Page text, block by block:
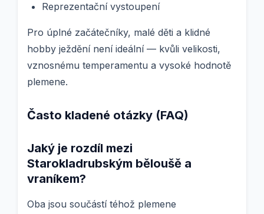
Reprezentační vystoupení
Pro úplné začátečníky, malé děti a klidné
hobby ježdění není ideální — kvůli velikosti,
vznosnému temperamentu a vysoké hodnotě
plemene.
Často kladené otázky (FAQ)
Jaký je rozdíl mezi
Starokladrubským běloušě a
vraníkem?
Oba jsou součástí téhož plemene